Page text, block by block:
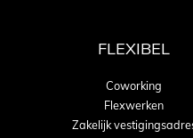
FLEXIBEL
Coworking
Flexwerken
Zakelijk